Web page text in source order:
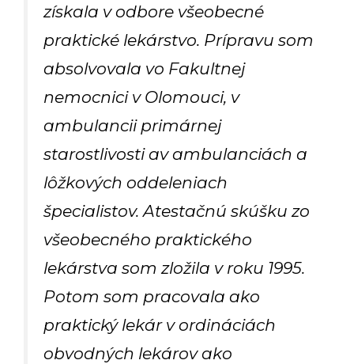
získala v odbore všeobecné
praktické lekárstvo. Prípravu som
absolvovala vo Fakultnej
nemocnici v Olomouci, v
ambulancii primárnej
starostlivosti av ambulanciách a
lôžkových oddeleniach
špecialistov. Atestačnú skúšku zo
všeobecného praktického
lekárstva som zložila v roku 1995.
Potom som pracovala ako
praktický lekár v ordináciách
obvodných lekárov ako